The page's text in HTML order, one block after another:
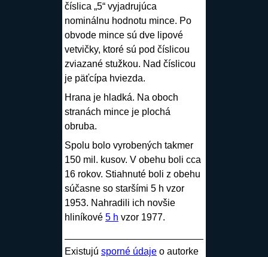
číslica „5“ vyjadrujúca
nominálnu hodnotu mince. Po
obvode mince sú dve lipové
vetvičky, ktoré sú pod číslicou
zviazané stužkou. Nad číslicou
je päťcípa hviezda.
Hrana je hladká. Na oboch
stranách mince je plochá
obruba.
Spolu bolo vyrobených takmer
150 mil. kusov. V obehu boli cca
16 rokov. Stiahnuté boli z obehu
súčasne so staršími 5 h vzor
1953. Nahradili ich novšie
hliníkové 5 h vzor 1977.
Existujú sporné údajeo autorke